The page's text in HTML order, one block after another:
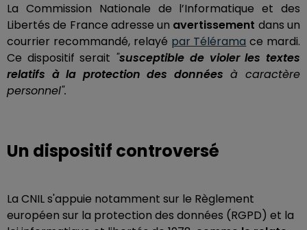
La Commission Nationale de l’Informatique et des
Libertés de France adresse un avertissement dans un
courrier recommandé, relayé par Télérama ce mardi.
Ce dispositif serait "susceptible de violer les textes
relatifs à la protection des données à caractère
personnel".
Un dispositif controversé
La CNIL s'appuie notamment sur le Règlement
européen sur la protection des données (RGPD) et la